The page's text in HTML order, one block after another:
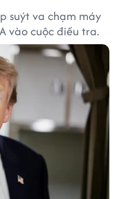
suýt va chạm máy
vào cuộc điều tra.